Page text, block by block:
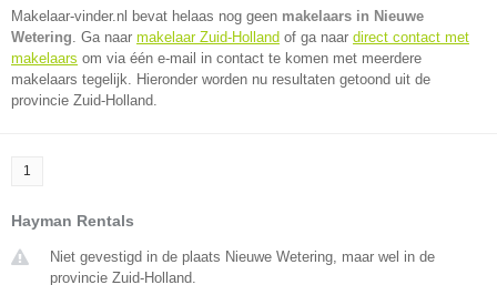
Makelaar-vinder.nl bevat helaas nog geen makelaars in Nieuwe
Wetering. Ga naar makelaar Zuid-Holland of ga naar direct contact met
makelaars om via één e-mail in contact te komen met meerdere
makelaars tegelijk. Hieronder worden nu resultaten getoond uit de
provincie Zuid-Holland.
1
Hayman Rentals
Niet gevestigd in de plaats Nieuwe Wetering, maar wel in de
provincie Zuid-Holland.